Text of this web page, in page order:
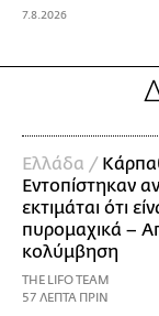
7.8.2026
Ελλάδα /
Εντοπίστηκαν
εκτιμάται ότι
πυρομαχικά –
κολύμβηση
THE LIFO TEAM
57 ΛΕΠΤΑ ΠΡΙΝ